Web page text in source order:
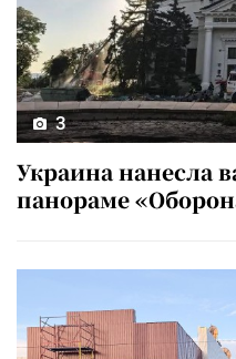
3
Украина нанесла
панораме